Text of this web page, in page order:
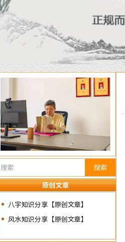
搜索
原创文章
八字知识分享【原创文章】
风水知识分享【原创文章】